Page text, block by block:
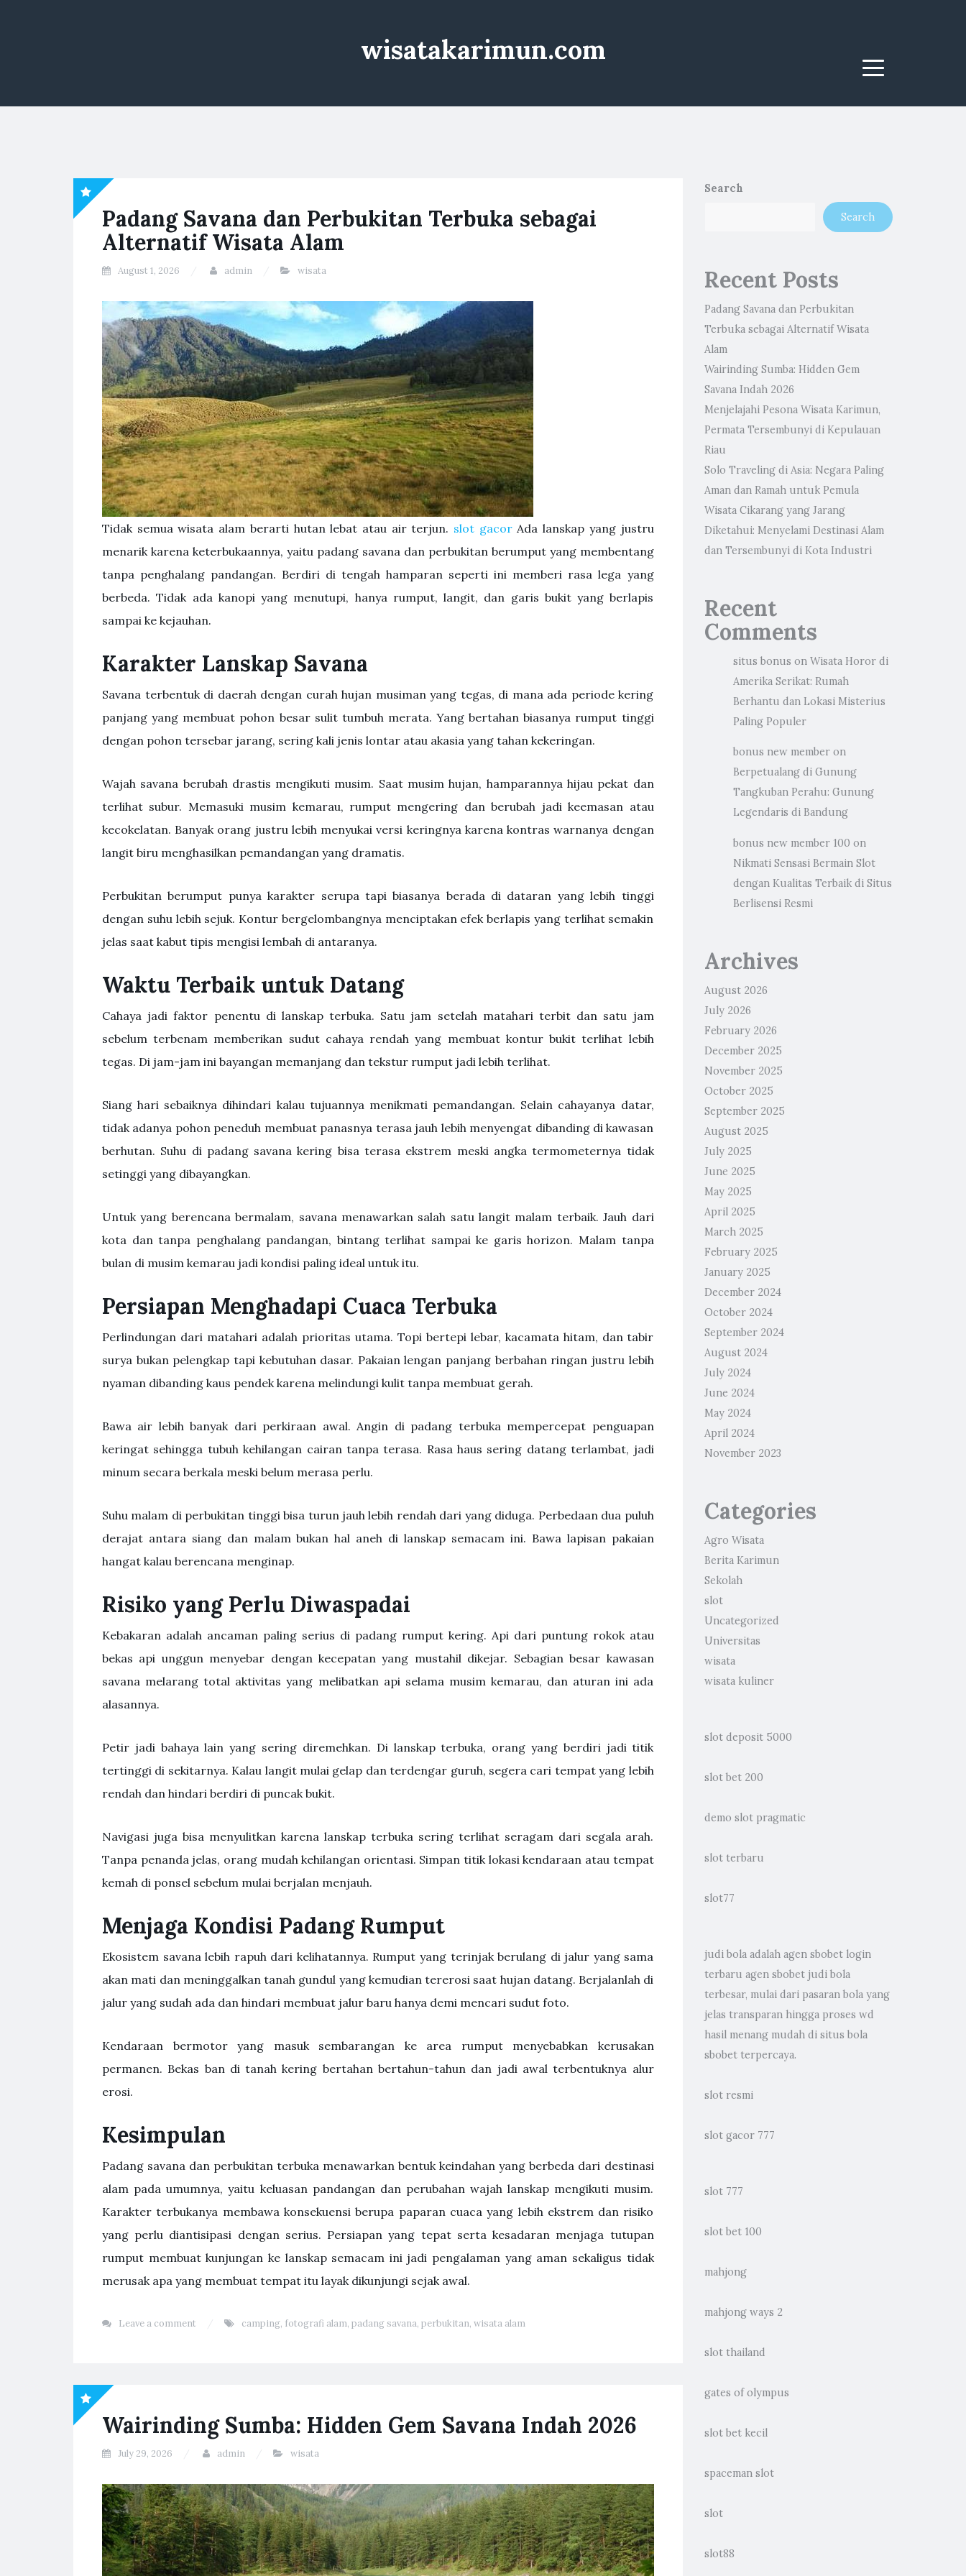
wisatakarimun.com
Menu
Padang Savana dan Perbukitan Terbuka sebagai
Alternatif Wisata Alam
August 1, 2026 admin wisata
Tidak semua wisata alam berarti hutan lebat atau air terjun. slot gacorAda lanskap yang justru
menarik karena keterbukaannya, yaitu padang savana dan perbukitan berumput yang membentang
tanpa penghalang pandangan. Berdiri di tengah hamparan seperti ini memberi rasa lega yang
berbeda. Tidak ada kanopi yang menutupi, hanya rumput, langit, dan garis bukit yang berlapis
sampai ke kejauhan.
Karakter Lanskap Savana
Savana terbentuk di daerah dengan curah hujan musiman yang tegas, di mana ada periode kering
panjang yang membuat pohon besar sulit tumbuh merata. Yang bertahan biasanya rumput tinggi
dengan pohon tersebar jarang, sering kali jenis lontar atau akasia yang tahan kekeringan.
Wajah savana berubah drastis mengikuti musim. Saat musim hujan, hamparannya hijau pekat dan
terlihat subur. Memasuki musim kemarau, rumput mengering dan berubah jadi keemasan atau
kecokelatan. Banyak orang justru lebih menyukai versi keringnya karena kontras warnanya dengan
langit biru menghasilkan pemandangan yang dramatis.
Perbukitan berumput punya karakter serupa tapi biasanya berada di dataran yang lebih tinggi
dengan suhu lebih sejuk. Kontur bergelombangnya menciptakan efek berlapis yang terlihat semakin
jelas saat kabut tipis mengisi lembah di antaranya.
Waktu Terbaik untuk Datang
Cahaya jadi faktor penentu di lanskap terbuka. Satu jam setelah matahari terbit dan satu jam
sebelum terbenam memberikan sudut cahaya rendah yang membuat kontur bukit terlihat lebih
tegas. Di jam-jam ini bayangan memanjang dan tekstur rumput jadi lebih terlihat.
Siang hari sebaiknya dihindari kalau tujuannya menikmati pemandangan. Selain cahayanya datar,
tidak adanya pohon peneduh membuat panasnya terasa jauh lebih menyengat dibanding di kawasan
berhutan. Suhu di padang savana kering bisa terasa ekstrem meski angka termometernya tidak
setinggi yang dibayangkan.
Untuk yang berencana bermalam, savana menawarkan salah satu langit malam terbaik. Jauh dari
kota dan tanpa penghalang pandangan, bintang terlihat sampai ke garis horizon. Malam tanpa
bulan di musim kemarau jadi kondisi paling ideal untuk itu.
Persiapan Menghadapi Cuaca Terbuka
Perlindungan dari matahari adalah prioritas utama. Topi bertepi lebar, kacamata hitam, dan tabir
surya bukan pelengkap tapi kebutuhan dasar. Pakaian lengan panjang berbahan ringan justru lebih
nyaman dibanding kaus pendek karena melindungi kulit tanpa membuat gerah.
Bawa air lebih banyak dari perkiraan awal. Angin di padang terbuka mempercepat penguapan
keringat sehingga tubuh kehilangan cairan tanpa terasa. Rasa haus sering datang terlambat, jadi
minum secara berkala meski belum merasa perlu.
Suhu malam di perbukitan tinggi bisa turun jauh lebih rendah dari yang diduga. Perbedaan dua puluh
derajat antara siang dan malam bukan hal aneh di lanskap semacam ini. Bawa lapisan pakaian
hangat kalau berencana menginap.
Risiko yang Perlu Diwaspadai
Kebakaran adalah ancaman paling serius di padang rumput kering. Api dari puntung rokok atau
bekas api unggun menyebar dengan kecepatan yang mustahil dikejar. Sebagian besar kawasan
savana melarang total aktivitas yang melibatkan api selama musim kemarau, dan aturan ini ada
alasannya.
Petir jadi bahaya lain yang sering diremehkan. Di lanskap terbuka, orang yang berdiri jadi titik
tertinggi di sekitarnya. Kalau langit mulai gelap dan terdengar guruh, segera cari tempat yang lebih
rendah dan hindari berdiri di puncak bukit.
Navigasi juga bisa menyulitkan karena lanskap terbuka sering terlihat seragam dari segala arah.
Tanpa penanda jelas, orang mudah kehilangan orientasi. Simpan titik lokasi kendaraan atau tempat
kemah di ponsel sebelum mulai berjalan menjauh.
Menjaga Kondisi Padang Rumput
Ekosistem savana lebih rapuh dari kelihatannya. Rumput yang terinjak berulang di jalur yang sama
akan mati dan meninggalkan tanah gundul yang kemudian tererosi saat hujan datang. Berjalanlah di
jalur yang sudah ada dan hindari membuat jalur baru hanya demi mencari sudut foto.
Kendaraan bermotor yang masuk sembarangan ke area rumput menyebabkan kerusakan
permanen. Bekas ban di tanah kering bertahan bertahun-tahun dan jadi awal terbentuknya alur
erosi.
Kesimpulan
Padang savana dan perbukitan terbuka menawarkan bentuk keindahan yang berbeda dari destinasi
alam pada umumnya, yaitu keluasan pandangan dan perubahan wajah lanskap mengikuti musim.
Karakter terbukanya membawa konsekuensi berupa paparan cuaca yang lebih ekstrem dan risiko
yang perlu diantisipasi dengan serius. Persiapan yang tepat serta kesadaran menjaga tutupan
rumput membuat kunjungan ke lanskap semacam ini jadi pengalaman yang aman sekaligus tidak
merusak apa yang membuat tempat itu layak dikunjungi sejak awal.
Leave a comment camping, fotografi alam, padang savana, perbukitan, wisata alam
Wairinding Sumba: Hidden Gem Savana Indah 2026
July 29, 2026 admin wisata
Search
Search
Recent Posts
Padang Savana dan Perbukitan
Terbuka sebagai Alternatif Wisata
Alam
Wairinding Sumba: Hidden Gem
Savana Indah 2026
Menjelajahi Pesona Wisata Karimun,
Permata Tersembunyi di Kepulauan
Riau
Solo Traveling di Asia: Negara Paling
Aman dan Ramah untuk Pemula
Wisata Cikarang yang Jarang
Diketahui: Menyelami Destinasi Alam
dan Tersembunyi di Kota Industri
Recent
Comments
situs bonus on Wisata Horor di
Amerika Serikat: Rumah
Berhantu dan Lokasi Misterius
Paling Populer
bonus new memberon
Berpetualang di Gunung
Tangkuban Perahu: Gunung
Legendaris di Bandung
bonus new member 100 on
Nikmati Sensasi Bermain Slot
dengan Kualitas Terbaik di Situs
Berlisensi Resmi
Archives
August 2026
July 2026
February 2026
December 2025
November 2025
October 2025
September 2025
August 2025
July 2025
June 2025
May 2025
April 2025
March 2025
February 2025
January 2025
December 2024
October 2024
September 2024
August 2024
July 2024
June 2024
May 2024
April 2024
November 2023
Categories
Agro Wisata
Berita Karimun
Sekolah
slot
Uncategorized
Universitas
wisata
wisata kuliner
slot deposit 5000
slot bet 200
demo slot pragmatic
slot terbaru
slot77
judi bolaadalah agen sbobet login
terbaru agen sbobet judi bola
terbesar, mulai dari pasaran bola yang
jelas transparan hingga proses wd
hasil menang mudah di situs bola
sbobet terpercaya.
slot resmi
slot gacor 777
slot 777
slot bet 100
mahjong
mahjong ways 2
slot thailand
gates of olympus
slot bet kecil
spaceman slot
slot
slot88